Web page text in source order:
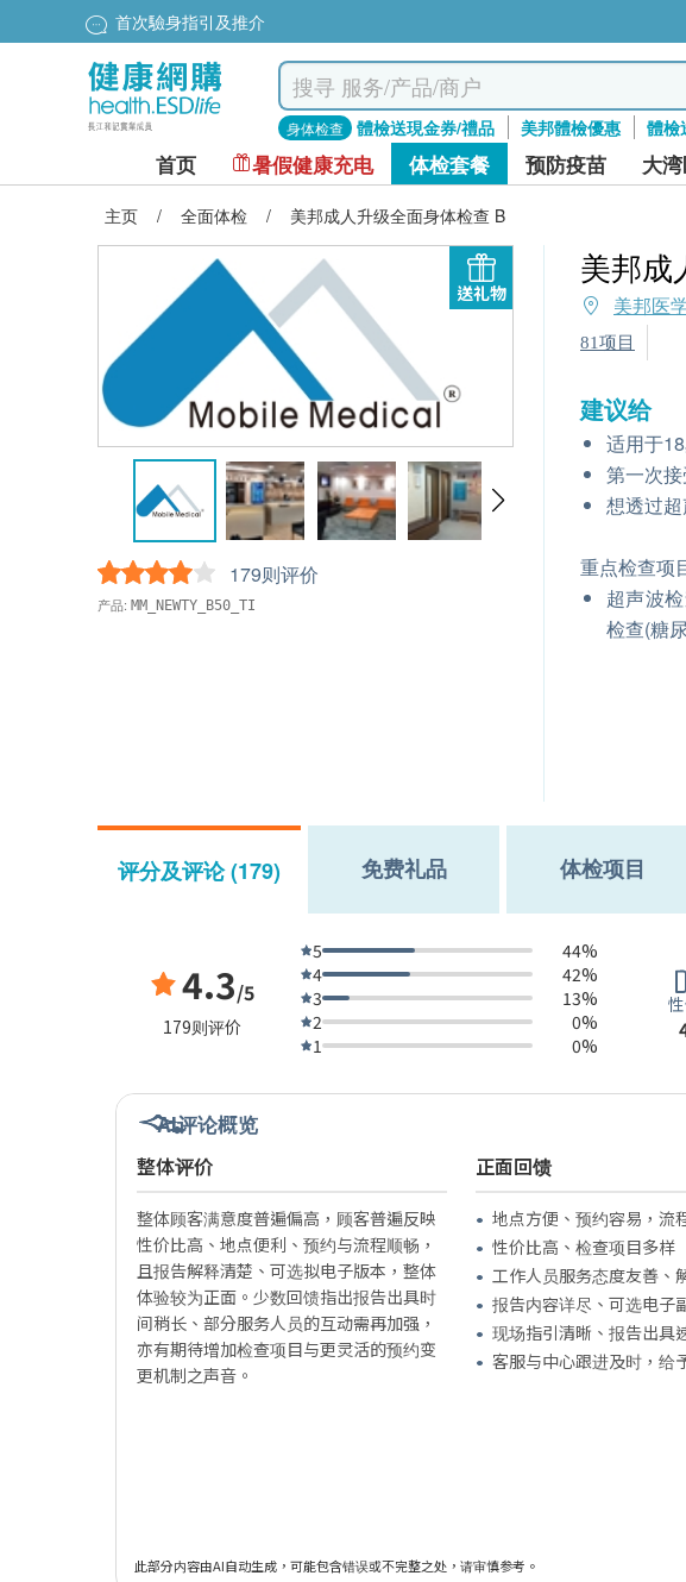
首次驗身指引及推介
身体检查 體檢送現金券/禮品 美邦體檢優惠 體檢
首页 暑假健康充电 体检套餐 预防疫苗 大
主页 / 全面体检 / 美邦成人升级全面身体检查 B
送礼物
179则评价
产品: MM_NEWTY_B50_TI
美邦成
美邦医
81项目
建议给
适用于
第一次
想透过
重点检查项
超声波
检查(糖
评分及评论 (179) 免费礼品 体检项目
4.3/5
179则评价
5
44%
4
42%
3
13%
2
0%
1
0%
AI评论概览
整体评价
整体顾客满意度普遍偏高，顾客普遍反映
性价比高、地点便利、预约与流程顺畅，
且报告解释清楚、可选拟电子版本，整体
体验较为正面。少数回馈指出报告出具时
间稍长、部分服务人员的互动需再加强，
亦有期待增加检查项目与更灵活的预约变
更机制之声音。
正面回馈
地点方便、预约容易，流
性价比高、检查项目多样
工作人员服务态度友善、
报告内容详尽、可选电子
现场指引清晰、报告出具
客服与中心跟进及时，给
此部分内容由AI自动生成，可能包含错误或不完整之处，请审慎参考。